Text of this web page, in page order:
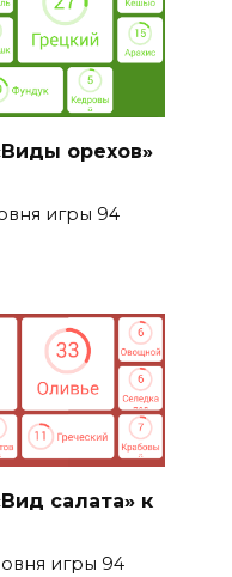
орехов»
игры 94
салата» к
игры 94